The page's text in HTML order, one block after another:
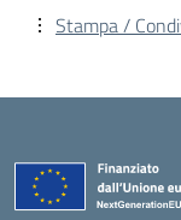
Stampa /